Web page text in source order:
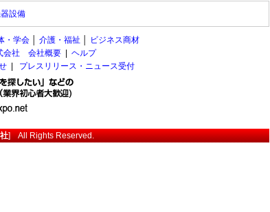
設備
・学会 介護・福祉
ビジネス商材
会社 会社概要
ヘルプ
プレスリリース・ニュース受付
] All Rights Reserved.